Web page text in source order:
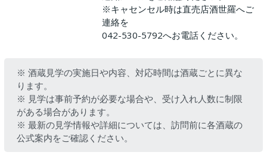
※キャセンセル時は直売店酒世羅へご
連絡を
042-530-5792へお電話ください。
※ 酒蔵見学の実施日や内容、対応時間は酒蔵ごとに異な
ります。
※ 見学は事前予約が必要な場合や、受け入れ人数に制限
がある場合があります。
※ 最新の見学情報や詳細については、訪問前に各酒蔵の
公式案内をご確認ください。